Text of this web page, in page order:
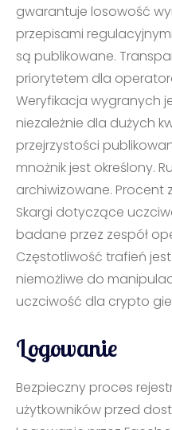
gwarantuje losowość
przepisami
są publikowane.
priorytetem dla
Weryfikacja wygranych
niezależnie dla dużych
przejrzystości
mnożnik jest określony.
archiwizowane. Procent
Skargi dotyczące
badane przez zespół
Częstotliwość trafień
niemożliwe do
uczciwość dla crypto
Logowanie
Bezpieczny proces
użytkowników przed